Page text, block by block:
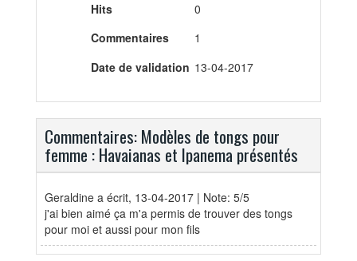
Hits
0
Commentaires
1
Date de validation 13-04-2017
Commentaires: Modèles de tongs pour
femme : Havaianas et Ipanema présentés
Geraldine a écrit, 13-04-2017 | Note: 5/5
j'ai bien aimé ça m'a permis de trouver des tongs
pour moi et aussi pour mon fils